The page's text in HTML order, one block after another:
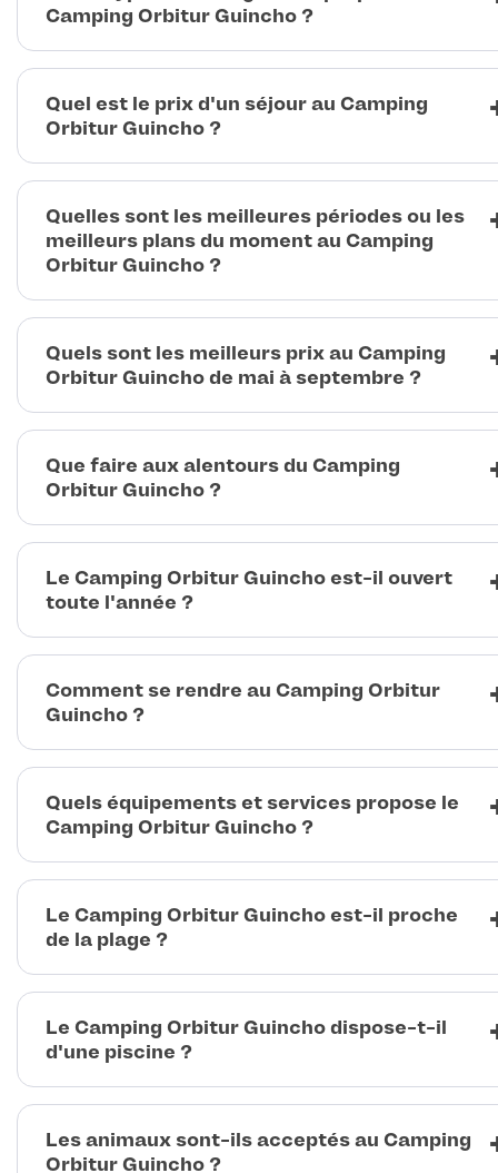
Camping Orbitur Guincho ?
Quel est le prix d'un séjour au Camping
Orbitur Guincho ?
Quelles sont les meilleures périodes ou les
meilleurs plans du moment au Camping
Orbitur Guincho ?
Quels sont les meilleurs prix au Camping
Orbitur Guincho de mai à septembre ?
Que faire aux alentours du Camping
Orbitur Guincho ?
Le Camping Orbitur Guincho est-il ouvert
toute l'année ?
Comment se rendre au Camping Orbitur
Guincho ?
Quels équipements et services propose le
Camping Orbitur Guincho ?
Le Camping Orbitur Guincho est-il proche
de la plage ?
Le Camping Orbitur Guincho dispose-t-il
d'une piscine ?
Les animaux sont-ils acceptés au Camping
Orbitur Guincho ?